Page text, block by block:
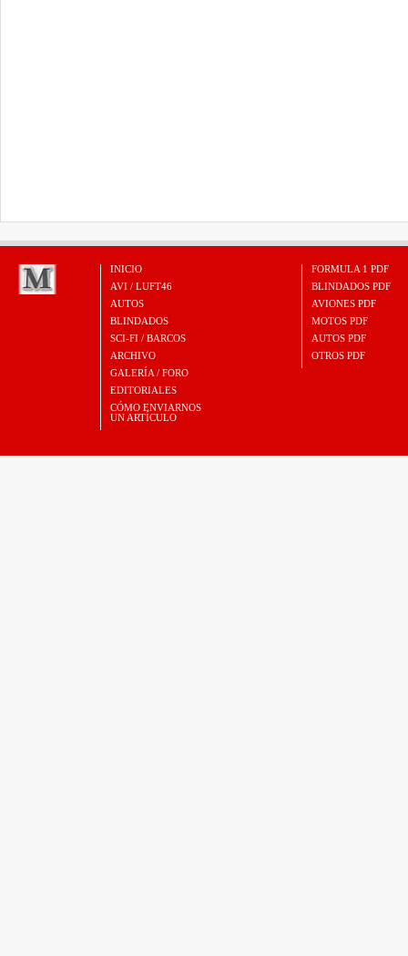
INICIO
AVI / LUFT46
AUTOS
BLINDADOS
SCI-FI / BARCOS
ARCHIVO
GALERÍA / FORO
EDITORIALES
CÓMO ENVIARNOS
UN ARTÍCULO
FORMULA 1 PDF
BLINDADOS PDF
AVIONES PDF
MOTOS PDF
AUTOS PDF
OTROS PDF